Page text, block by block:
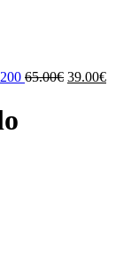
65.00€ Pôvodná
39.00€